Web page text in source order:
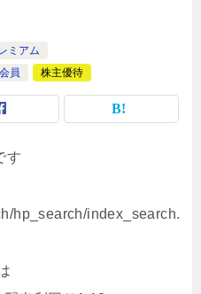
ミアム
員 株主優待
す
hp_search/index_search.